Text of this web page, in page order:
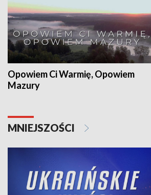
Opowiem Ci Warmię, Opowiem
Mazury
MNIEJSZOŚCI